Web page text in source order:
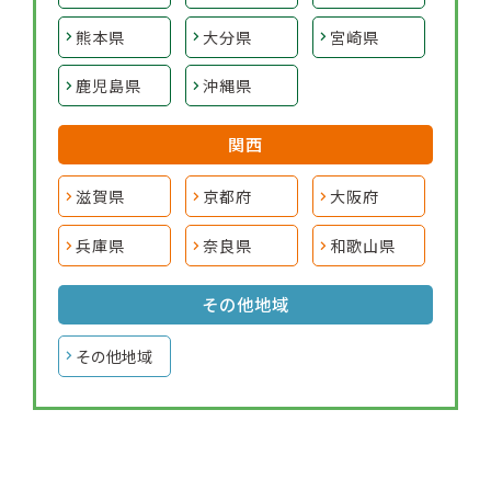
熊本県 大分県 宮崎県
鹿児島県 沖縄県
関西
滋賀県 京都府 大阪府
兵庫県 奈良県 和歌山県
その他地域
その他地域